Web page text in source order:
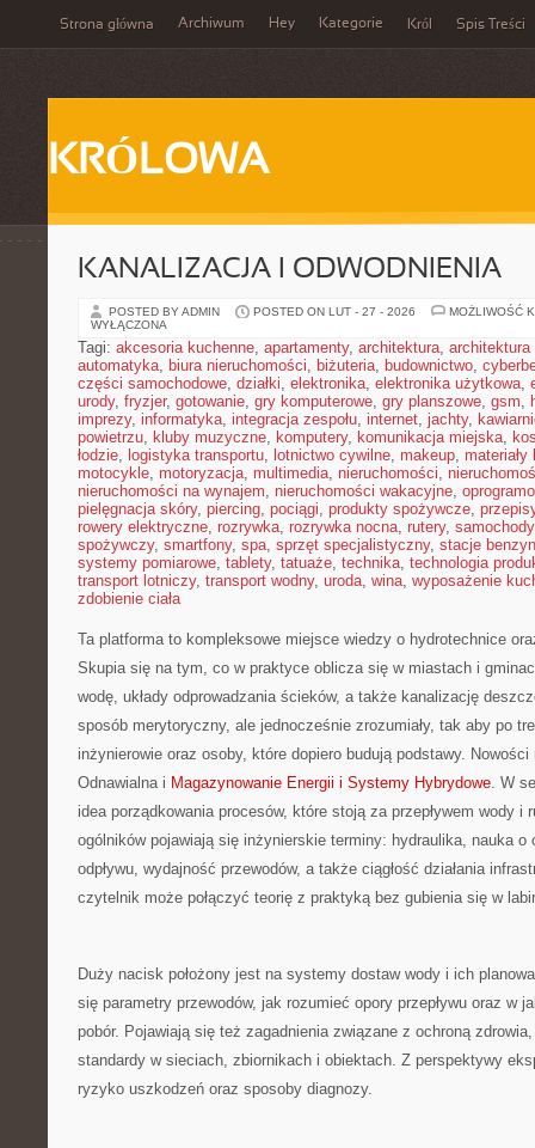
Strona główna Archiwum Hey Kategorie Król Spis Treści
KRÓLOWA
KANALIZACJA I ODWODNIENIA
POSTED BY ADMIN POSTED ON LUT - 27 - 2026
MOŻLIWOŚĆ
WYŁĄCZONA
Tagi: akcesoria kuchenne, apartamenty, architektura, architektura
automatyka, biura nieruchomości, biżuteria, budownictwo,
części samochodowe, działki, elektronika, elektronika użytkowa,
urody, fryzjer, gotowanie, gry komputerowe, gry planszowe, gsm,
imprezy, informatyka, integracja zespołu, internet, jachty,
powietrzu, kluby muzyczne, komputery, komunikacja miejska,
łodzie, logistyka transportu, lotnictwo cywilne, makeup, materiały
motocykle, motoryzacja, multimedia, nieruchomości,
nieruchomości na wynajem, nieruchomości wakacyjne,
pielęgnacja skóry, piercing, pociągi, produkty spożywcze,
rowery elektryczne, rozrywka, rozrywka nocna, rutery, samochody
spożywczy, smartfony, spa, sprzęt specjalistyczny, stacje
systemy pomiarowe, tablety, tatuaże, technika, technologia
transport lotniczy, transport wodny, uroda, wina, wyposażenie
zdobienie ciała
Ta platforma to kompleksowe miejsce wiedzy o hydrotechnice
Skupia się na tym, co w praktyce oblicza się w miastach i
wodę, układy odprowadzania ścieków, a także kanalizację
sposób merytoryczny, ale jednocześnie zrozumiały, tak aby po
inżynierowie oraz osoby, które dopiero budują podstawy.
Odnawialna i Magazynowanie Energii i Systemy Hybrydowe. W
idea porządkowania procesów, które stoją za przepływem wody i
ogólników pojawiają się inżynierskie terminy: hydraulika, nauka o
odpływu, wydajność przewodów, a także ciągłość działania
czytelnik może połączyć teorię z praktyką bez gubienia się w
Duży nacisk położony jest na systemy dostaw wody i ich
się parametry przewodów, jak rozumieć opory przepływu oraz w
pobór. Pojawiają się też zagadnienia związane z ochroną
standardy w sieciach, zbiornikach i obiektach. Z perspektywy
ryzyko uszkodzeń oraz sposoby diagnozy.